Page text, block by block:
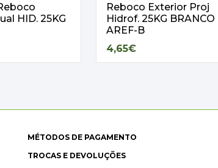
HID. 25KG
Reboco Exterior Proj
Hidrof. 25KG BRANCO
AREF-B
4,65€
MÉTODOS DE PAGAMENTO
TROCAS E DEVOLUÇÕES